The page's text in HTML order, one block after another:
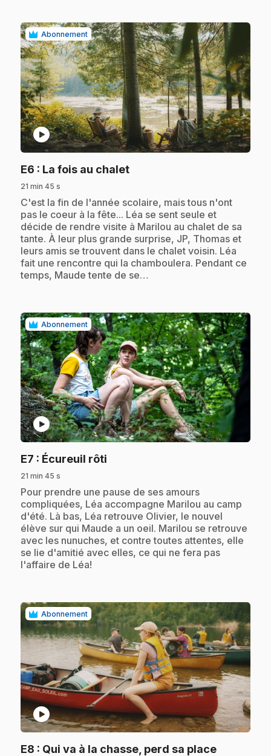
Abonnement
play_circle
E6 : La fois au chalet.
21 min 45 s
.C'est la fin de l'année scolaire, mais tous n'ont
pas le coeur à la fête... Léa se sent seule et
décide de rendre visite à Marilou au chalet de sa
tante. À leur plus grande surprise, JP, Thomas et
leurs amis se trouvent dans le chalet voisin. Léa
fait une rencontre qui la chamboulera. Pendant ce
temps, Maude tente de se…
Abonnement
play_circle
E7 : Écureuil rôti
21 min 45 s
.Pour prendre une pause de ses amours
compliquées, Léa accompagne Marilou au camp
d'été. Là bas, Léa retrouve Olivier, le nouvel
élève sur qui Maude a un oeil. Marilou se retrouve
avec les nunuches, et contre toutes attentes, elle
se lie d'amitié avec elles, ce qui ne fera pas
l'affaire de Léa!
Abonnement
play_circle
E8 : Qui va à la chasse, perd sa place.